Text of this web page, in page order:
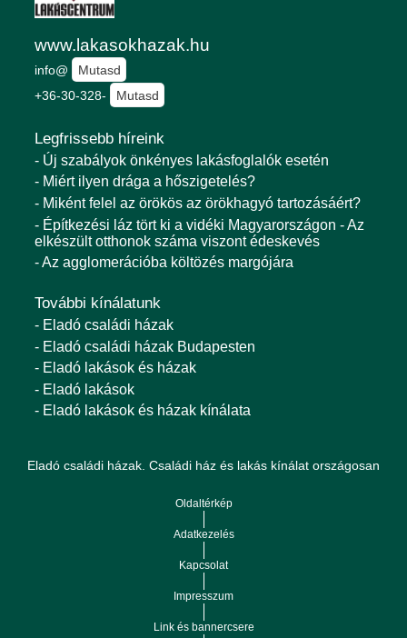
www.lakasokhazak.hu
info@
Mutasd
+36-30-328-
Mutasd
Legfrissebb híreink
- Új szabályok önkényes lakásfoglalók esetén
- Miért ilyen drága a hőszigetelés?
- Miként felel az örökös az örökhagyó tartozásáért?
- Építkezési láz tört ki a vidéki Magyarországon - Az
elkészült otthonok száma viszont édeskevés
- Az agglomerációba költözés margójára
További kínálatunk
- Eladó családi házak
- Eladó családi házak Budapesten
- Eladó lakások és házak
- Eladó lakások
- Eladó lakások és házak kínálata
Eladó családi házak. Családi ház és lakás kínálat országosan
Oldaltérkép
Adatkezelés
Kapcsolat
Impresszum
Link és bannercsere